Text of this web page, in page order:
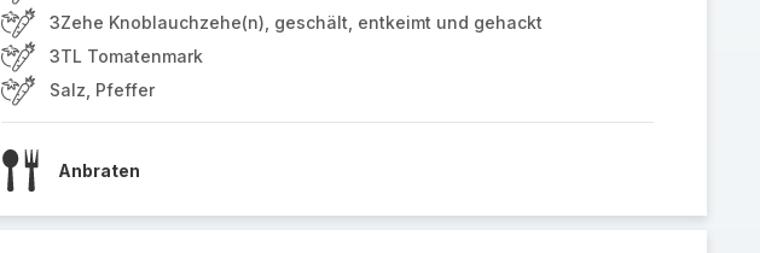
3Zehe Knoblauchzehe(n), geschält, entkeimt und gehackt
3TL Tomatenmark
Salz, Pfeffer
Anbraten